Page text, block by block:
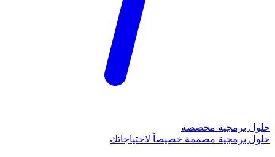
حلول برمجية مخصصة
حلول برمجية مصممة خصيصاً لاحتياجاتك